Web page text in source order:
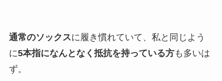
通常のソックスに履き慣れていて、私と同じよう
に5本指になんとなく抵抗を持っている方も多いは
ず。